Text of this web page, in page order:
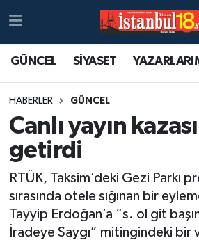
GÜNCEL SİYASET
HABERLER GÜNCEL
Canlı yayın
getirdi
RTÜK, Taksim’deki Gezi Parkı
sırasında otele sığınan bir
Tayyip Erdoğan’a “s. ol git
İradeye Saygı” mitingindeki bir